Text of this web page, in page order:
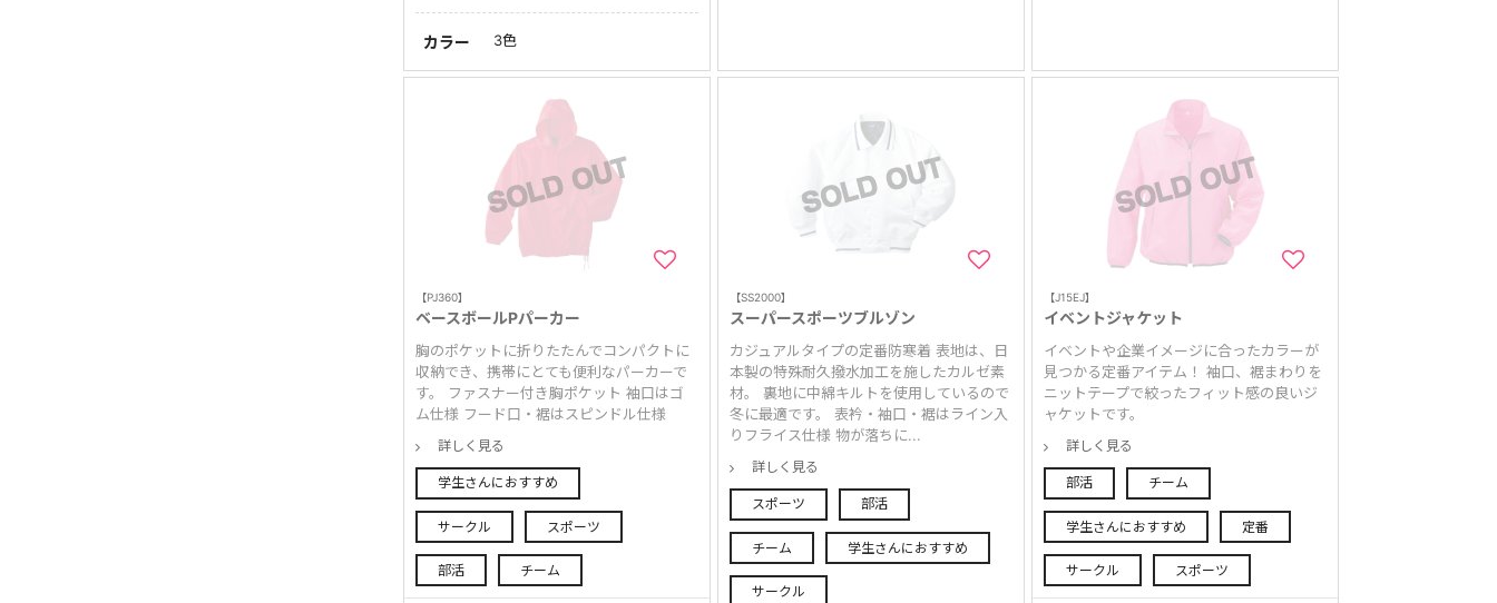
カラー 3色
【PJ360】
ベースボールPパーカー
胸のポケットに折りたたんでコンパクトに
収納でき、携帯にとても便利なパーカーで
す。 ファスナー付き胸ポケット 袖口はゴ
ム仕様 フード口・裾はスピンドル仕様
詳しく見る
学生さんにおすすめ
サークル スポーツ
部活 チーム
【SS2000】
スーパースポーツブルゾン
カジュアルタイプの定番防寒着 表地は、日
本製の特殊耐久撥水加工を施したカルゼ素
材。 裏地に中綿キルトを使用しているので
冬に最適です。 表衿・袖口・裾はライン入
りフライス仕様 物が落ちに...
詳しく見る
スポーツ 部活
チーム 学生さんにおすすめ
サークル
【J15EJ】
イベントジャケット
イベントや企業イメージに合ったカラーが
見つかる定番アイテム！ 袖口、裾まわりを
ニットテープで絞ったフィット感の良いジ
ャケットです。
詳しく見る
部活 チーム
学生さんにおすすめ 定番
サークル スポーツ